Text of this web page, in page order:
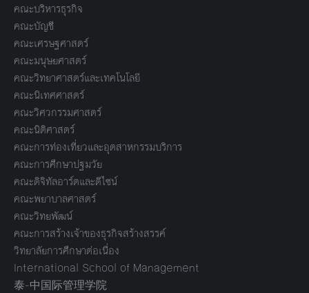
คณะบริหารธุรกิจ
คณะบัญชี
คณะเศรษฐศาสตร์
คณะมนุษยศาสตร์
คณะวิทยาศาสตร์และเทคโนโลยี
คณะนิเทศศาสตร์
คณะวิศวกรรมศาสตร์
คณะนิติศาสตร์
คณะการท่องเที่ยวและอุตสาหกรรมบริการ
คณะการศึกษาปฐมวัย
คณะดิจิทัลอาร์ตและดีไซน์
คณะพยาบาลศาสตร์
คณะวิทยพัฒน์
คณะการสร้างเจ้าของธุรกิจสร้างสรรค์
วิทยาลัยการศึกษาต่อเนื่อง
International School of Management
泰-中国际管理学院